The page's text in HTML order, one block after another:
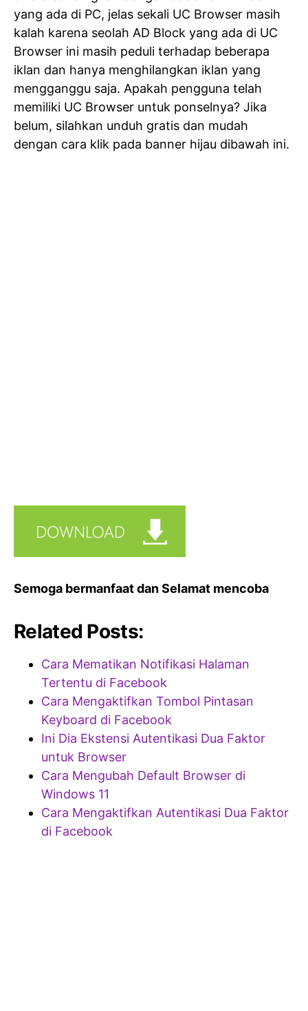
yang ada di PC, jelas sekali UC Browser masih
kalah karena seolah AD Block yang ada di UC
Browser ini masih peduli terhadap beberapa
iklan dan hanya menghilangkan iklan yang
mengganggu saja. Apakah pengguna telah
memiliki UC Browser untuk ponselnya? Jika
belum, silahkan unduh gratis dan mudah
dengan cara klik pada banner hijau dibawah ini.
Semoga bermanfaat dan Selamat mencoba
Related Posts:
Cara Mematikan Notifikasi Halaman
Tertentu di Facebook
Cara Mengaktifkan Tombol Pintasan
Keyboard di Facebook
Ini Dia Ekstensi Autentikasi Dua Faktor
untuk Browser
Cara Mengubah Default Browser di
Windows 11
Cara Mengaktifkan Autentikasi Dua Faktor
di Facebook